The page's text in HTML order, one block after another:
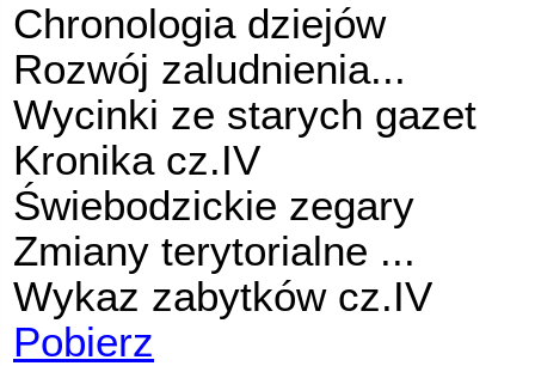
Chronologia dziejów
Rozwój zaludnienia...
Wycinki ze starych gazet
Kronika cz.IV
Świebodzickie zegary
Zmiany terytorialne ...
Wykaz zabytków cz.IV
Pobierz